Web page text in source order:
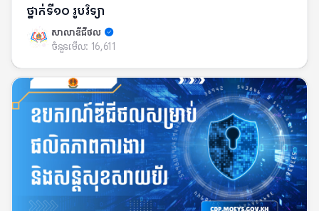
ថ្នាក់ទី១០ រូបវិទ្យា
សាលាឌីជីថល
ចំនួនមើល: 16,611